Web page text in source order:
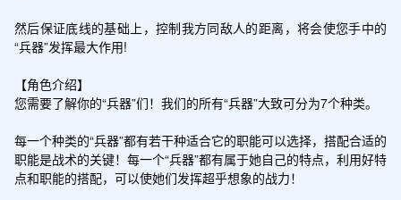
然后保证底线的基础上，控制我方同敌人的距离，将会使您手中的
“兵器”发挥最大作用!
【角色介绍】
您需要了解你的“兵器”们！我们的所有“兵器”大致可分为7个种类。
每一个种类的“兵器”都有若干种适合它的职能可以选择，搭配合适的
职能是战术的关键！每一个“兵器”都有属于她自己的特点，利用好特
点和职能的搭配，可以使她们发挥超乎想象的战力！